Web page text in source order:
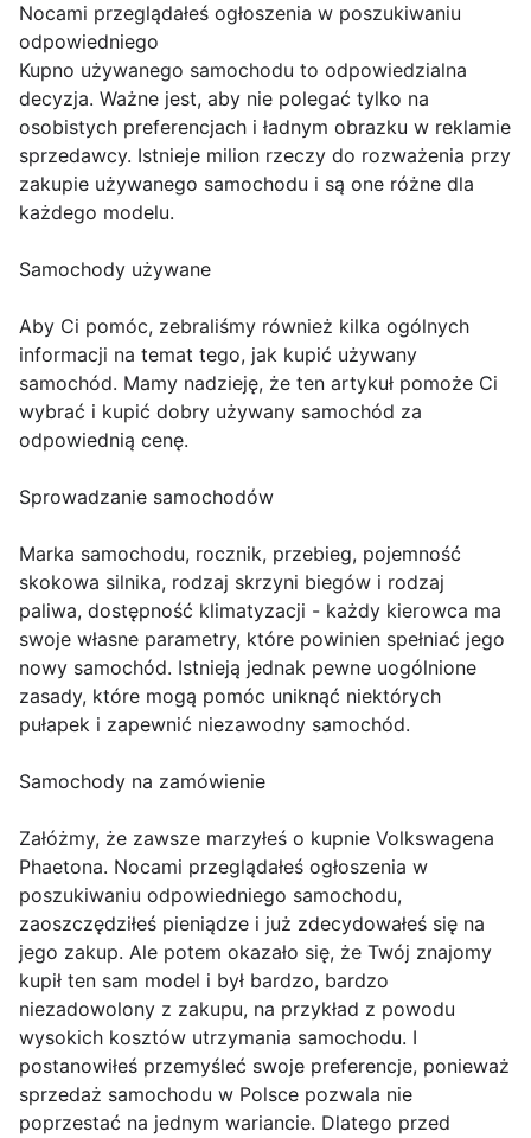
Nocami przeglądałeś ogłoszenia w poszukiwaniu
odpowiedniego
Kupno używanego samochodu to odpowiedzialna
decyzja. Ważne jest, aby nie polegać tylko na
osobistych preferencjach i ładnym obrazku w reklamie
sprzedawcy. Istnieje milion rzeczy do rozważenia przy
zakupie używanego samochodu i są one różne dla
każdego modelu.
Samochody używane
Aby Ci pomóc, zebraliśmy również kilka ogólnych
informacji na temat tego, jak kupić używany
samochód. Mamy nadzieję, że ten artykuł pomoże Ci
wybrać i kupić dobry używany samochód za
odpowiednią cenę.
Sprowadzanie samochodów
Marka samochodu, rocznik, przebieg, pojemność
skokowa silnika, rodzaj skrzyni biegów i rodzaj
paliwa, dostępność klimatyzacji - każdy kierowca ma
swoje własne parametry, które powinien spełniać jego
nowy samochód. Istnieją jednak pewne uogólnione
zasady, które mogą pomóc uniknąć niektórych
pułapek i zapewnić niezawodny samochód.
Samochody na zamówienie
Załóżmy, że zawsze marzyłeś o kupnie Volkswagena
Phaetona. Nocami przeglądałeś ogłoszenia w
poszukiwaniu odpowiedniego samochodu,
zaoszczędziłeś pieniądze i już zdecydowałeś się na
jego zakup. Ale potem okazało się, że Twój znajomy
kupił ten sam model i był bardzo, bardzo
niezadowolony z zakupu, na przykład z powodu
wysokich kosztów utrzymania samochodu. I
postanowiłeś przemyśleć swoje preferencje, ponieważ
sprzedaż samochodu w Polsce pozwala nie
poprzestać na jednym wariancie. Dlatego przed